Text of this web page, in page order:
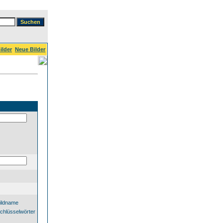
Neue Bilder